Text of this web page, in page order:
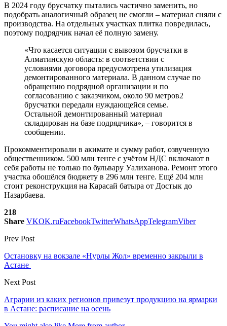
В 2024 году брусчатку пытались частично заменить, но
подобрать аналогичный образец не смогли – материал сняли с
производства. На отдельных участках плитка повредилась,
поэтому подрядчик начал её полную замену.
«Что касается ситуации с вывозом брусчатки в
Алматинскую область: в соответствии с
условиями договора предусмотрена утилизация
демонтированного материала. В данном случае по
обращению подрядной организации и по
согласованию с заказчиком, около 90 метров2
брусчатки передали нуждающейся семье.
Остальной демонтированный материал
складирован на базе подрядчика», – говорится в
сообщении.
Прокомментировали в акимате и сумму работ, озвученную
общественником. 500 млн тенге с учётом НДС включают в
себя работы не только по бульвару Уалиханова. Ремонт этого
участка обошёлся бюджету в 296 млн тенге. Ещё 204 млн
стоит реконструкция на Карасай батыра от Достык до
Назарбаева.
218
Share VKOK.ruFacebookTwitterWhatsAppTelegramViber
Prev Post
Остановку на вокзале «Нурлы Жол» временно закрыли в
Астане
Next Post
Аграрии из каких регионов привезут продукцию на ярмарки
в Астане: расписание на осень